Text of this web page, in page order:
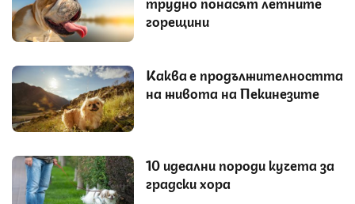
горещини
Каква е продължителността
на живота на Пекинезите
10 идеални породи кучета за
градски хора